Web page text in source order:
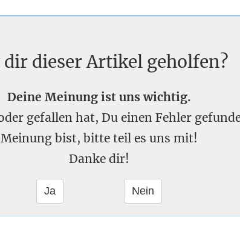
dir dieser Artikel geholfen?
Deine Meinung ist uns wichtig.
gefallen hat, Du einen Fehler
Meinung bist, bitte teil es uns mit!
Danke dir!